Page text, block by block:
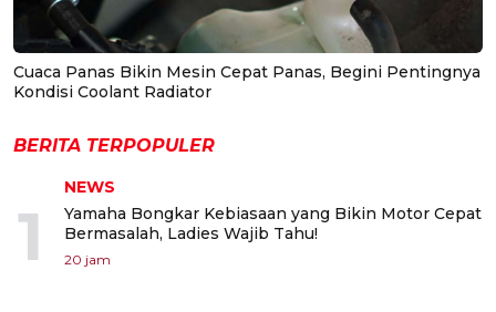
Cuaca Panas Bikin Mesin Cepat Panas, Begini Pentingnya
Kondisi Coolant Radiator
BERITA TERPOPULER
1
NEWS
Yamaha Bongkar Kebiasaan yang Bikin Motor Cepat
Bermasalah, Ladies Wajib Tahu!
20 jam